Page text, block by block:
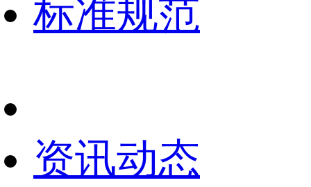
标准规范
资讯动态